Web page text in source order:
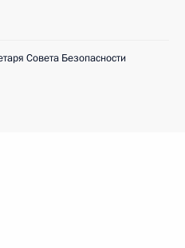
Совета Безопасности